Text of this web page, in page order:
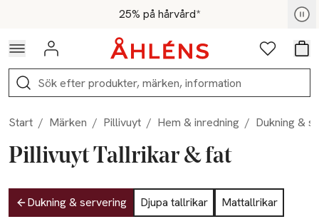
Hoppa till navigationsmenyn25% på hårvård*
För medlemmar - Shoppa nu
Logga in Favoriter
Sök
Start / Märken / Pillivuyt / Hem & inredning / Dukning &
Pillivuyt Tallrikar & fat
Hoppa till produktsidan
Dukning & servering Djupa tallrikar
Mattallrikar